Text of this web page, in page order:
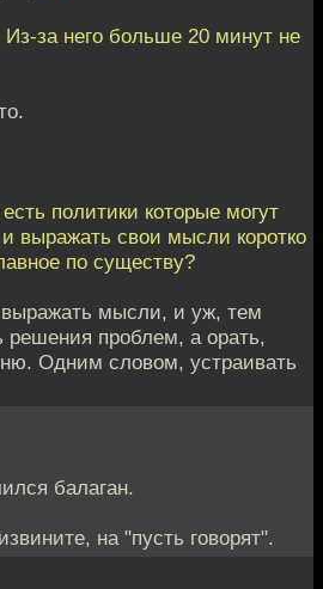
за него больше 20 минут не
политики которые могут
выражать свои мысли коротко
по существу?
мысли, и уж, тем
решения проблем, а орать,
Одним словом, устраивать
балаган.
на "пусть говорят".